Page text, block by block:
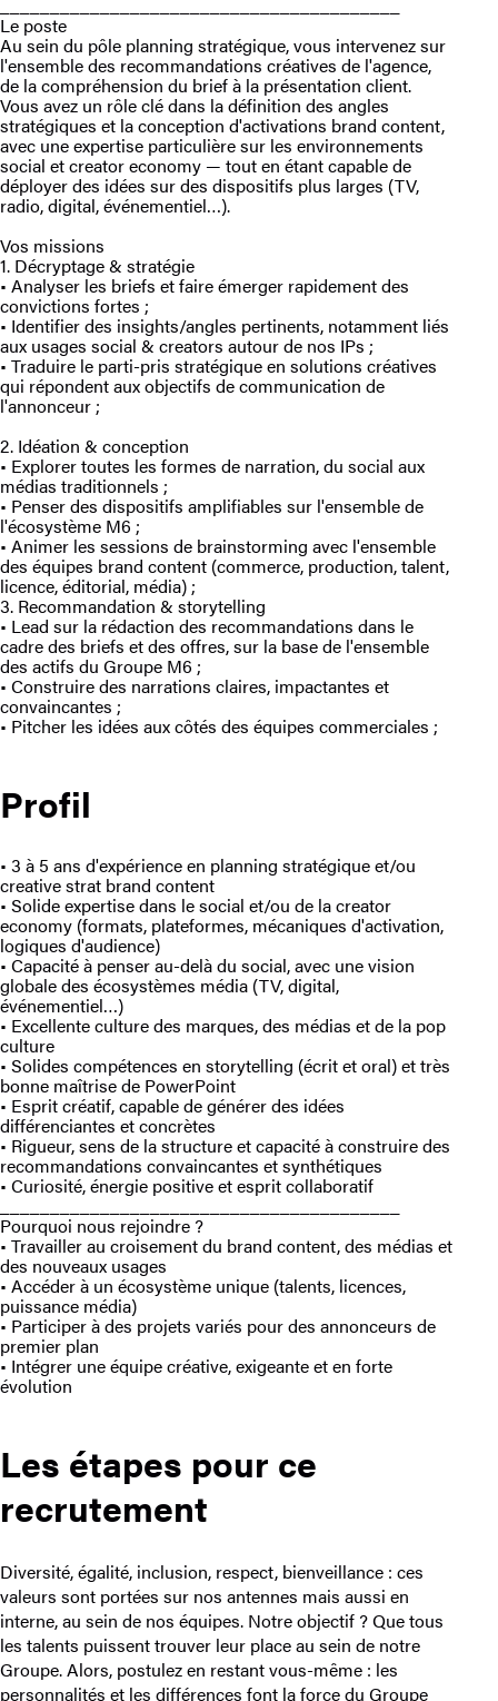
Le poste
Au sein du pôle planning stratégique, vous intervenez sur
l'ensemble des recommandations créatives de l'agence,
de la compréhension du brief à la présentation client.
Vous avez un rôle clé dans la définition des angles
stratégiques et la conception d'activations brand content,
avec une expertise particulière sur les environnements
social et creator economy — tout en étant capable de
déployer des idées sur des dispositifs plus larges (TV,
radio, digital, événementiel…).
Vos missions
1. Décryptage & stratégie
• Analyser les briefs et faire émerger rapidement des
convictions fortes ;
• Identifier des insights/angles pertinents, notamment liés
aux usages social & creators autour de nos IPs ;
• Traduire le parti-pris stratégique en solutions créatives
qui répondent aux objectifs de communication de
l'annonceur ;
2. Idéation & conception
• Explorer toutes les formes de narration, du social aux
médias traditionnels ;
• Penser des dispositifs amplifiables sur l'ensemble de
l'écosystème M6 ;
• Animer les sessions de brainstorming avec l'ensemble
des équipes brand content (commerce, production, talent,
licence, éditorial, média) ;
3. Recommandation & storytelling
• Lead sur la rédaction des recommandations dans le
cadre des briefs et des offres, sur la base de l'ensemble
des actifs du Groupe M6 ;
• Construire des narrations claires, impactantes et
convaincantes ;
• Pitcher les idées aux côtés des équipes commerciales ;
Profil
• 3 à 5 ans d'expérience en planning stratégique et/ou
creative strat brand content
• Solide expertise dans le social et/ou de la creator
economy (formats, plateformes, mécaniques d'activation,
logiques d'audience)
• Capacité à penser au-delà du social, avec une vision
globale des écosystèmes média (TV, digital,
événementiel…)
• Excellente culture des marques, des médias et de la pop
culture
• Solides compétences en storytelling (écrit et oral) et très
bonne maîtrise de PowerPoint
• Esprit créatif, capable de générer des idées
différenciantes et concrètes
• Rigueur, sens de la structure et capacité à construire des
recommandations convaincantes et synthétiques
• Curiosité, énergie positive et esprit collaboratif
Pourquoi nous rejoindre ?
• Travailler au croisement du brand content, des médias et
des nouveaux usages
• Accéder à un écosystème unique (talents, licences,
puissance média)
• Participer à des projets variés pour des annonceurs de
premier plan
• Intégrer une équipe créative, exigeante et en forte
évolution
Les étapes pour ce
recrutement
Diversité, égalité, inclusion, respect, bienveillance : ces
valeurs sont portées sur nos antennes mais aussi en
interne, au sein de nos équipes. Notre objectif ? Que tous
les talents puissent trouver leur place au sein de notre
Groupe. Alors, postulez en restant vous-même : les
personnalités et les différences font la force du Groupe